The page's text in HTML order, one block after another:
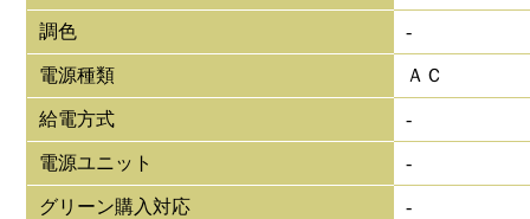
調色 -
電源種類 ＡＣ
給電方式 -
電源ユニット -
グリーン購入対応 -